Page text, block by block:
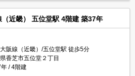
（近畿） 五位堂駅 4階建 築37年
阪線（近畿）/五位堂駅 徒歩5分
香芝市五位堂２丁目
4階建